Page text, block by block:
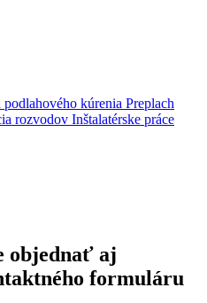
podlahového kúrenia Preplach
rozvodov Inštalatérske práce
objednať aj
formuláru